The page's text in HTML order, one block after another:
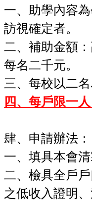
一、助學內容
訪視確定者。
二、補助金額
每名二千元。
三、每校以二
四、每戶限一
肆、申請辦法：
一、填具本會
二、檢具全戶
之低收入證明